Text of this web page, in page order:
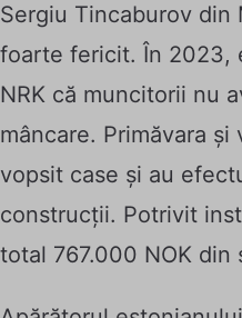
Sergiu Tincaburov din
foarte fericit. În 2023,
NRK că muncitorii nu
mâncare. Primăvara și
vopsit case și au
construcții. Potrivit
total 767.000 NOK din